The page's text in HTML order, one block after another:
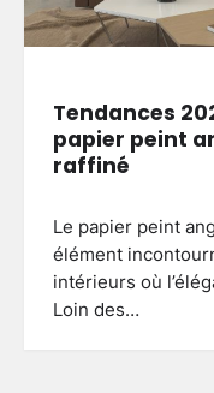
Tendances
papier peint
raffiné
Le papier peint
élément
intérieurs où
Loin des…